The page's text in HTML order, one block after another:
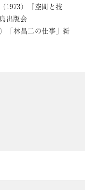
1973）『空間と技
出版会
「林昌二の仕事」新